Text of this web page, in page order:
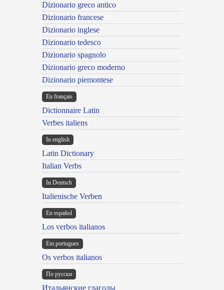
Dizionario greco antico
Dizionario francese
Dizionario inglese
Dizionario tedesco
Dizionario spagnolo
Dizionario greco moderno
Dizionario piemontese
En français
Dictionnaire Latin
Verbes italiens
In english
Latin Dictionary
Italian Verbs
In Deutsch
Italienische Verben
En español
Los verbos italianos
Em portugues
Os verbos italianos
По русски
Итальянские глаголы